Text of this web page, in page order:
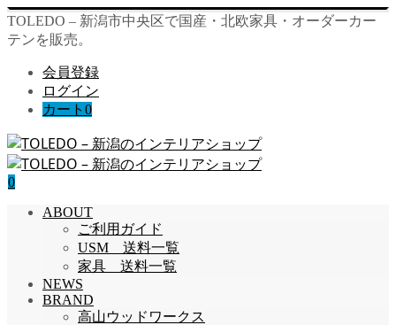
TOLEDO – 新潟市中央区で国産・北欧家具・オーダーカー
テンを販売。
会員登録
ログイン
カート 0
0
ABOUT
ご利用ガイド
USM 送料一覧
家具 送料一覧
NEWS
BRAND
高山ウッドワークス